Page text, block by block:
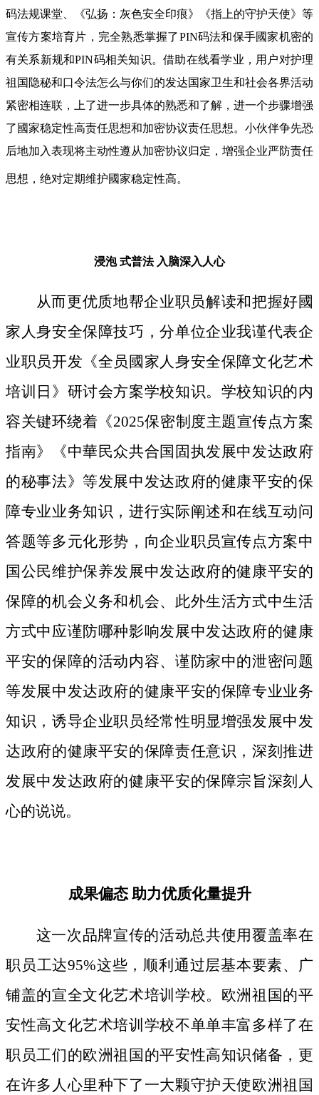
码法规课堂、《弘扬：灰色安全印痕》《指上的守护天使》等
宣传方案培育片，完全熟悉掌握了PIN码法和保手國家机密的
有关系新规和PIN码相关知识。借助在线看学业，用户对护理
祖国隐秘和口令法怎么与你们的发达国家卫生和社会各界活动
紧密相连联，上了进一步具体的熟悉和了解，进一个步骤增强
了國家稳定性高责任思想和加密协议责任思想。小伙伴争先恐
后地加入表现将主动性遵从加密协议归定，增强企业严防责任
思想，绝对定期维护國家稳定性高。
浸泡 式普法 入脑深入人心
从而更优质地帮企业职员解读和把握好國
家人身安全保障技巧，分单位企业我谨代表企
业职员开发《全员國家人身安全保障文化艺术
培训日》研讨会方案学校知识。学校知识的内
容关键环绕着《2025保密制度主題宣传点方案
指南》《中華民众共合国固执发展中发达政府
的秘事法》等发展中发达政府的健康平安的保
障专业业务知识，进行实际阐述和在线互动问
答题等多元化形势，向企业职员宣传点方案中
国公民维护保养发展中发达政府的健康平安的
保障的机会义务和机会、此外生活方式中生活
方式中应谨防哪种影响发展中发达政府的健康
平安的保障的活动内容、谨防家中的泄密问题
等发展中发达政府的健康平安的保障专业业务
知识，诱导企业职员经常性明显增强发展中发
达政府的健康平安的保障责任意识，深刻推进
发展中发达政府的健康平安的保障宗旨深刻人
心的说说。
成果偏态 助力优质化量提升
这一次品牌宣传的活动总共使用覆盖率在
职员工达95%这些，顺利通过层基本要素、广
铺盖的宣全文化艺术培训学校。欧洲祖国的平
安性高文化艺术培训学校不单单丰富多样了在
职员工们的欧洲祖国的平安性高知识储备，更
在许多人心里种下了一大颗守护天使欧洲祖国